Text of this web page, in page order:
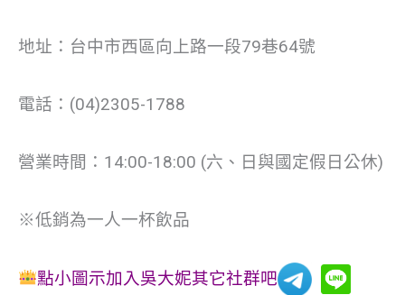
地址：台中市西區向上路一段79巷64號
電話：(04)2305-1788
營業時間：14:00-18:00 (六、日與國定假日公休)
※低銷為一人一杯飲品
點小圖示加入吳大妮其它社群吧